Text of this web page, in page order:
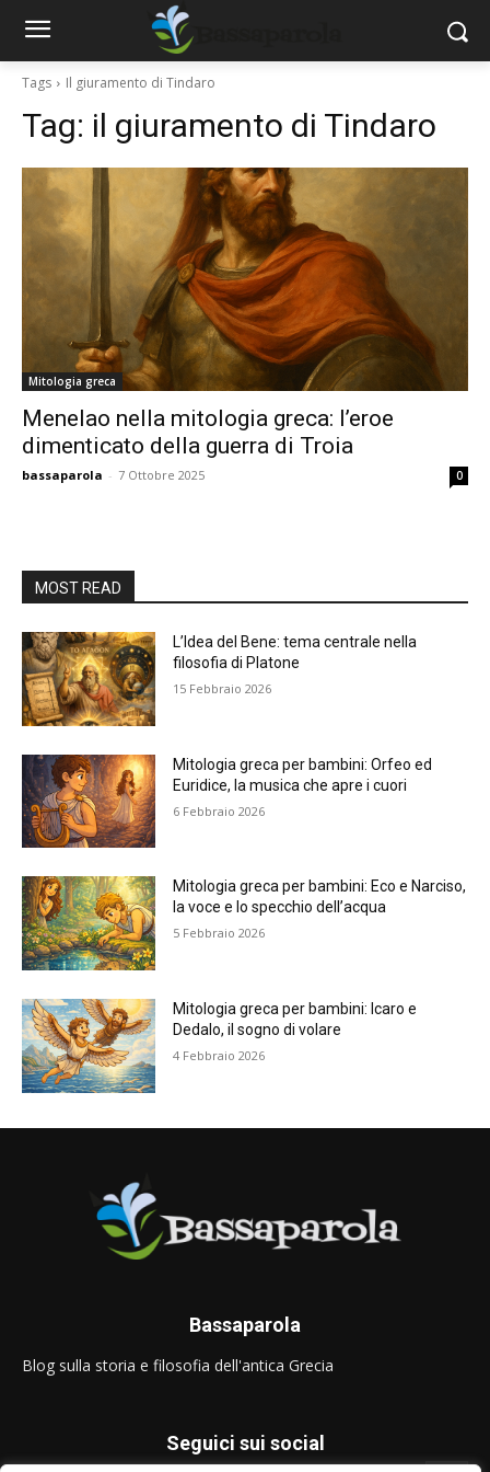
Tags Il giuramento di Tindaro
Tag: il giuramento di Tindaro
Mitologia greca
Menelao nella mitologia greca: l’eroe
dimenticato della guerra di Troia
bassaparola - 7 Ottobre 2025 0
MOST READ
L’Idea del Bene: tema centrale nella
filosofia di Platone
15 Febbraio 2026
Mitologia greca per bambini: Orfeo ed
Euridice, la musica che apre i cuori
6 Febbraio 2026
Mitologia greca per bambini: Eco e Narciso,
la voce e lo specchio dell’acqua
5 Febbraio 2026
Mitologia greca per bambini: Icaro e
Dedalo, il sogno di volare
4 Febbraio 2026
Bassaparola
Blog sulla storia e filosofia dell'antica Grecia
Seguici sui social